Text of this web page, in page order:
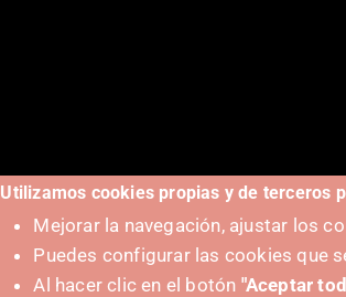
Utilizamos cookies propias y de terceros
Mejorar la navegación, ajustar los
Puedes configurar las cookies que
Al hacer clic en el botón "Aceptar